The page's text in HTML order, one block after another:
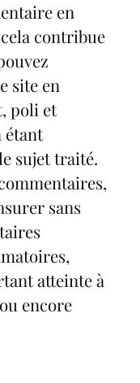
en
contribue
site en
poli et
étant
sujet traité.
sans
atteinte à
encore